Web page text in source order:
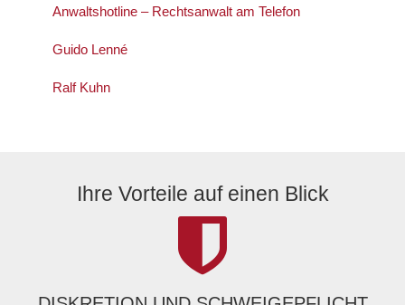
Anwaltshotline – Rechtsanwalt am Telefon
Guido Lenné
Ralf Kuhn
Ihre Vorteile auf einen Blick